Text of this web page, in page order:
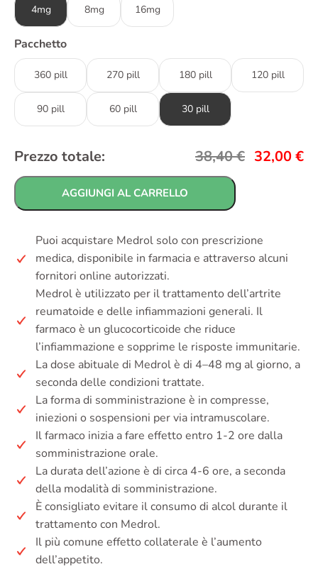
4mg 8mg 16mg
Pacchetto
360 pill 270 pill 180 pill 120 pill
90 pill 60 pill 30 pill
Prezzo totale: 38,40€ 32,00€
AGGIUNGI AL CARRELLO
Puoi acquistare Medrol solo con prescrizione
medica, disponibile in farmacia e attraverso alcuni
fornitori online autorizzati.
Medrol è utilizzato per il trattamento dell’artrite
reumatoide e delle infiammazioni generali. Il
farmaco è un glucocorticoide che riduce
l’infiammazione e sopprime le risposte immunitarie.
La dose abituale di Medrol è di 4–48 mg al giorno, a
seconda delle condizioni trattate.
La forma di somministrazione è in compresse,
iniezioni o sospensioni per via intramuscolare.
Il farmaco inizia a fare effetto entro 1-2 ore dalla
somministrazione orale.
La durata dell’azione è di circa 4-6 ore, a seconda
della modalità di somministrazione.
È consigliato evitare il consumo di alcol durante il
trattamento con Medrol.
Il più comune effetto collaterale è l’aumento
dell’appetito.